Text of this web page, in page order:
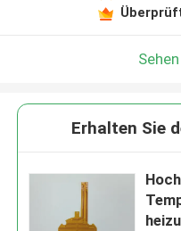
Erhalten Sie